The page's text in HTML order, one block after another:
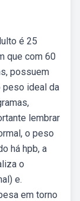
é 25
que com 60
possuem
peso ideal da
lembrar
o peso
há hpb, a
o
e.
em torno